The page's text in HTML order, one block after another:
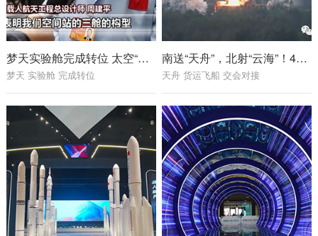
梦天实验舱完成转位 太空“变形”分几步？
梦天 实验舱 完成转位
南送“天舟”，北射“云海”！4小时内，两发两成！
天舟 货运飞船 交会对接